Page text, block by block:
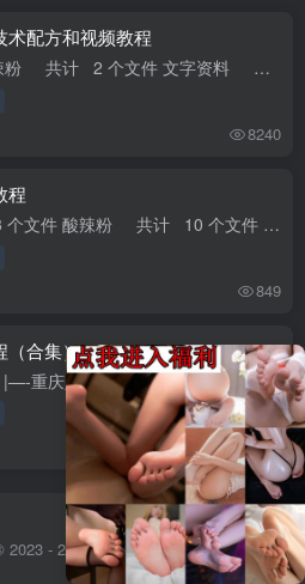
术配方和视频教程
1189-北京煮载幸福资料酸辣粉 共计 2 个文件 文字资料 共计 1 个文件 mmexport1547565099725.jpg 大小 4.87M 酸辣粉制作.mov等多个文件 共...
8240
程
1845-新酸辣粉新 共计 3 个文件 酸辣粉 共计 10 个文件 【李师傅】重庆酸辣粉技术.pdf 大小 13.09M “PDF”文档阅读器电脑减压使用（手机不用）.zip...
849
（合集）
|—-XC-024 酸辣粉技术 | |—-重庆八哥酸辣粉配方全套教程 共计 1 个文件 | | |—-额外红油炼制全过程视频（）.mp4 大小 299.37...
2852
2023 - 2026Sitemap